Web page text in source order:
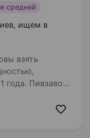
средней
ищем в
взять
вам